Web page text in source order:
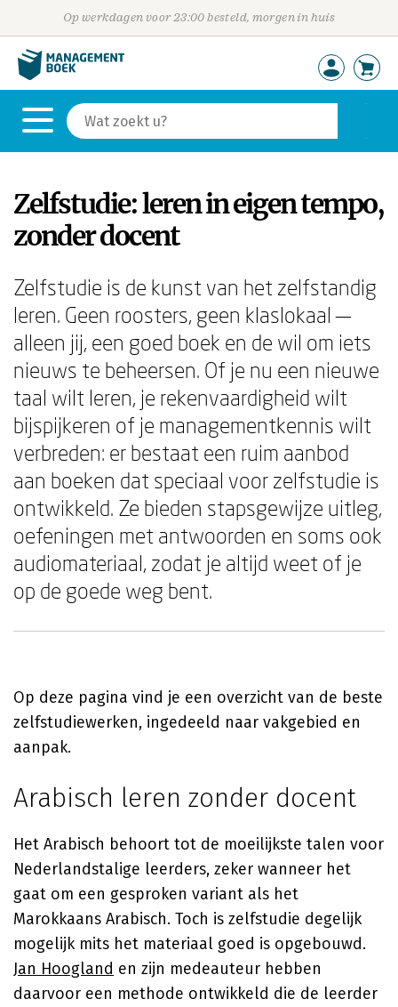
Op werkdagen voor 23:00 besteld, morgen in huis
Zelfstudie: leren in eigen tempo,
zonder docent
Zelfstudie is de kunst van het zelfstandig
leren. Geen roosters, geen klaslokaal —
alleen jij, een goed boek en de wil om iets
nieuws te beheersen. Of je nu een nieuwe
taal wilt leren, je rekenvaardigheid wilt
bijspijkeren of je managementkennis wilt
verbreden: er bestaat een ruim aanbod
aan boeken dat speciaal voor zelfstudie is
ontwikkeld. Ze bieden stapsgewijze uitleg,
oefeningen met antwoorden en soms ook
audiomateriaal, zodat je altijd weet of je
op de goede weg bent.
Op deze pagina vind je een overzicht van de beste
zelfstudiewerken, ingedeeld naar vakgebied en
aanpak.
Arabisch leren zonder docent
Het Arabisch behoort tot de moeilijkste talen voor
Nederlandstalige leerders, zeker wanneer het
gaat om een gesproken variant als het
Marokkaans Arabisch. Toch is zelfstudie degelijk
mogelijk mits het materiaal goed is opgebouwd.
Jan Hoogland en zijn medeauteur hebben
daarvoor een methode ontwikkeld die de leerder